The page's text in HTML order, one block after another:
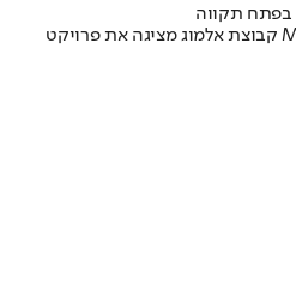
בפתח תקווה
קבוצת אלמוג מציגה את פרויקט MALA: מגדלי הפרימיום האחרונים